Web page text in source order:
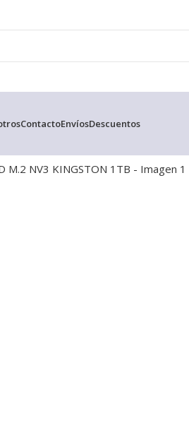
ContactoEnvíosDescuentos